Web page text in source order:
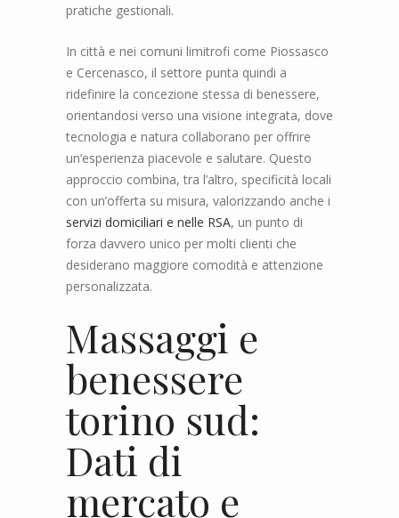
pratiche gestionali.
In città e nei comuni limitrofi come Piossasco
e Cercenasco, il settore punta quindi a
ridefinire la concezione stessa di benessere,
orientandosi verso una visione integrata, dove
tecnologia e natura collaborano per offrire
un’esperienza piacevole e salutare. Questo
approccio combina, tra l’altro, specificità locali
con un’offerta su misura, valorizzando anche i
servizi domiciliari e nelle RSA, un punto di
forza davvero unico per molti clienti che
desiderano maggiore comodità e attenzione
personalizzata.
Massaggi e
benessere
torino sud:
Dati di
mercato e